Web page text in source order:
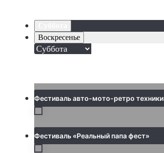
Воскресенье
Фестиваль авто-мото-ретро техники
Фестиваль «Реальный папа фест»